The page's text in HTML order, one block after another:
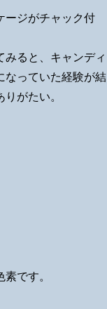
ージがチャック付
みると、キャンディ
なっていた経験が結
がたい。
です。